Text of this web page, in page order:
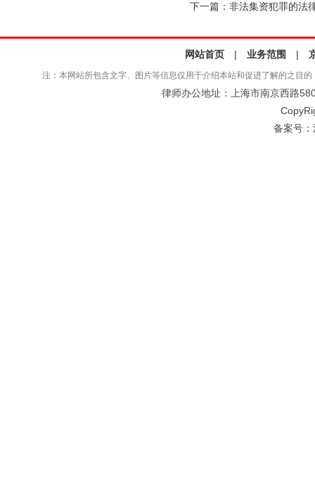
下一篇： 非法集资犯罪的法
网站首页 | 业务范围 |
注：本网站所包含文字、图片等信息仅用于介绍本站和促进了解的之目
律师办公地址：上海市南京西路
备案号：